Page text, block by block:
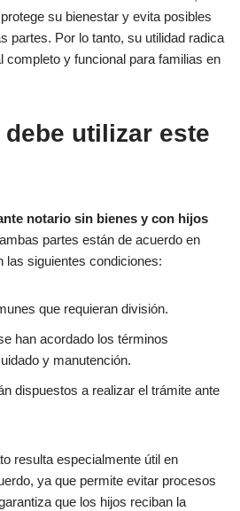
su bienestar y evita posibles
partes. Por lo tanto, su utilidad radica
completo y funcional para familias en
utilizar este
notario sin bienes y con hijos
partes están de acuerdo en
las siguientes condiciones:
que requieran división.
han acordado los términos
y manutención.
dispuestos a realizar el trámite ante
resulta especialmente útil en
ya que permite evitar procesos
que los hijos reciban la